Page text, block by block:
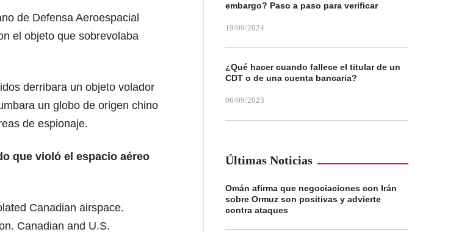
de Defensa Aeroespacial
el objeto que sobrevolaba
derribara un objeto volador
un globo de origen chino
de espionaje.
que violó el espacio aéreo
Canadian airspace.
Canadian and U.S.
embargo? Paso a paso para verificar
19/09/2024
¿Qué hacer cuando fallece el titular de un
CDT o de una cuenta bancaria?
06/09/2023
Últimas Noticias
Omán afirma que negociaciones con Irán
sobre Ormuz son positivas y advierte
contra ataques